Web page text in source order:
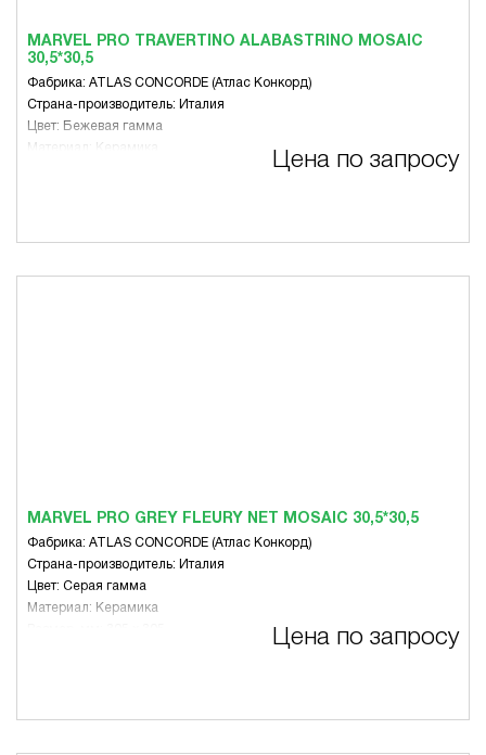
MARVEL PRO TRAVERTINO ALABASTRINO MOSAIC
30,5*30,5
Фабрика: ATLAS CONCORDE (Атлас Конкорд)
Страна-производитель: Италия
Цвет: Бежевая гамма
Материал: Керамика
Цена по запросу
MARVEL PRO GREY FLEURY NET MOSAIC 30,5*30,5
Фабрика: ATLAS CONCORDE (Атлас Конкорд)
Страна-производитель: Италия
Цвет: Серая гамма
Материал: Керамика
Цена по запросу